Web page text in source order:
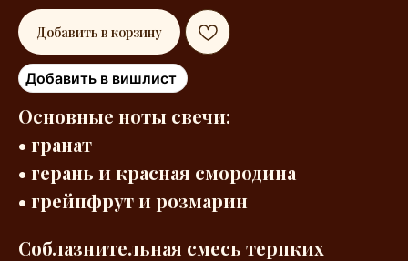
Добавить в корзину
Добавить в вишлист
Основные ноты свечи:
• гранат
• герань и красная смородина
• грейпфрут и розмарин
Соблазнительная смесь терпких